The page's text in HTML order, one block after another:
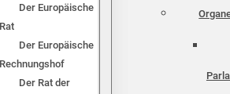
Der Europäische
Rat
Der Europäische
Rechnungshof
Der Rat der